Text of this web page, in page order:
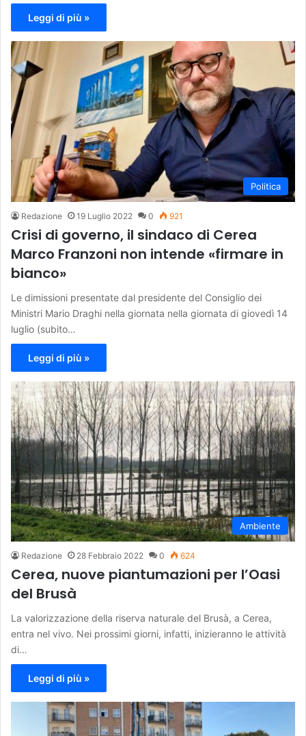
Leggi di più »
Politica
Redazione 19 Luglio 2022 0 921
Crisi di governo, il sindaco di Cerea
Marco Franzoni non intende «firmare in
bianco»
Le dimissioni presentate dal presidente del Consiglio dei
Ministri Mario Draghi nella giornata nella giornata di giovedì 14
luglio (subito…
Leggi di più »
Ambiente
Redazione 28 Febbraio 2022 0 624
Cerea, nuove piantumazioni per l’Oasi
del Brusà
La valorizzazione della riserva naturale del Brusà, a Cerea,
entra nel vivo. Nei prossimi giorni, infatti, inizieranno le attività
di…
Leggi di più »